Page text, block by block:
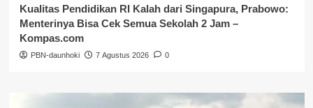
Kualitas Pendidikan RI Kalah dari Singapura, Prabowo:
Menterinya Bisa Cek Semua Sekolah 2 Jam –
Kompas.com
PBN-daunhoki 7 Agustus 2026 0